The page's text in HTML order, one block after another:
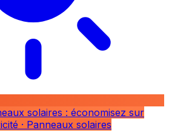
solaires : économisez sur
· Panneaux solaires